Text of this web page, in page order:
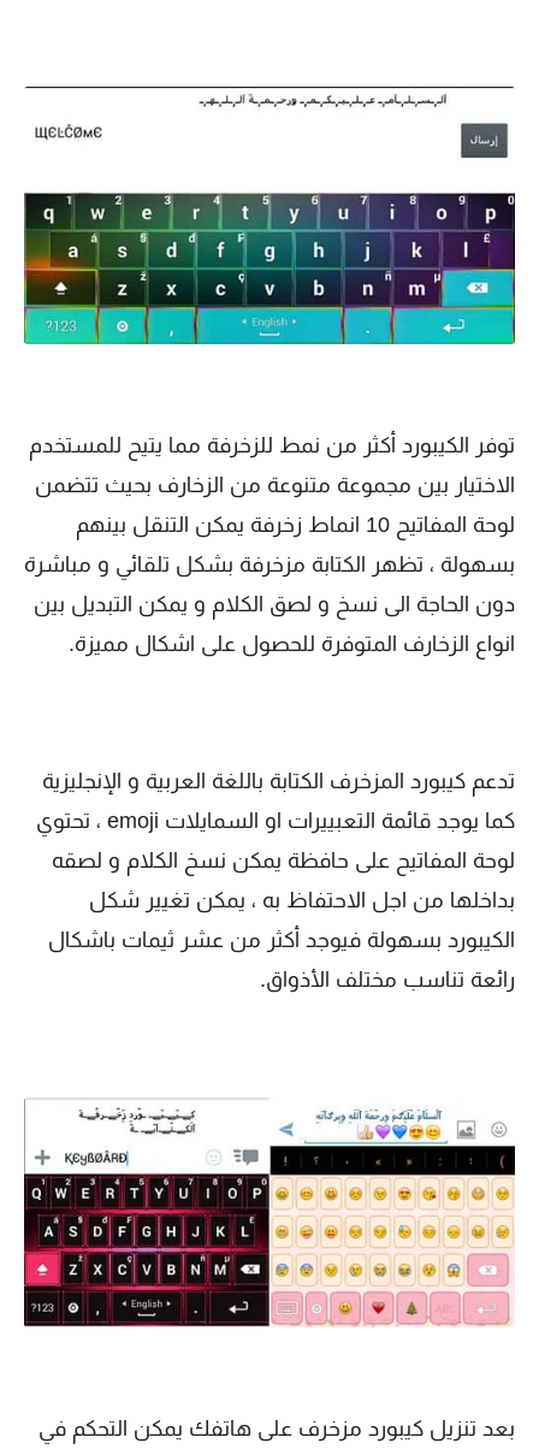
توفر الكيبورد أكثر من نمط للزخرفة مما يتيح للمستخدم
الاختيار بين مجموعة متنوعة من الزخارف بحيث تتضمن
لوحة المفاتيح 10 انماط زخرفة يمكن التنقل بينهم
بسهولة ، تظهر الكتابة مزخرفة بشكل تلقائي و مباشرة
دون الحاجة الى نسخ و لصق الكلام و يمكن التبديل بين
انواع الزخارف المتوفرة للحصول على اشكال مميزة.
تدعم كيبورد المزخرف الكتابة باللغة العربية و الإنجليزية
كما يوجد قائمة التعبييرات او السمايلات emoji ، تحتوي
لوحة المفاتيح على حافظة يمكن نسخ الكلام و لصقه
بداخلها من اجل الاحتفاظ به ، يمكن تغيير شكل
الكيبورد بسهولة فيوجد أكثر من عشر ثيمات باشكال
رائعة تناسب مختلف الأذواق.
بعد تنزيل كيبورد مزخرف على هاتفك يمكن التحكم في